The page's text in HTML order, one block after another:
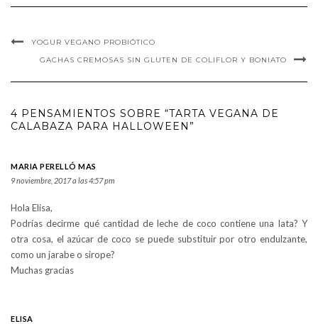
YOGUR VEGANO PROBIÓTICO
GACHAS CREMOSAS SIN GLUTEN DE COLIFLOR Y BONIATO
4 PENSAMIENTOS SOBRE “TARTA VEGANA DE
CALABAZA PARA HALLOWEEN”
MARIA PERELLÓ MAS
9 noviembre, 2017 a las 4:57 pm
Hola Elisa,
Podrías decirme qué cantidad de leche de coco contiene una lata? Y
otra cosa, el azúcar de coco se puede substituir por otro endulzante,
como un jarabe o sirope?
Muchas gracias
ELISA